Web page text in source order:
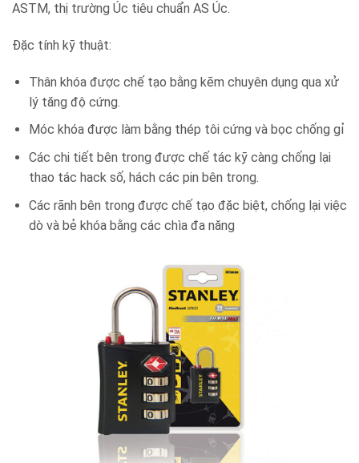
ASTM, thị trường Úc tiêu chuẩn AS Úc.
Đặc tính kỹ thuật:
Thân khóa được chế tạo bằng kẽm chuyên dụng qua xử
lý tăng độ cứng.
Móc khóa được làm bằng thép tôi cứng và bọc chống gỉ
Các chi tiết bên trong được chế tác kỹ càng chống lại
thao tác hack số, hách các pin bên trong.
Các rãnh bên trong được chế tạo đặc biệt, chống lại việc
dò và bẻ khóa bằng các chìa đa năng